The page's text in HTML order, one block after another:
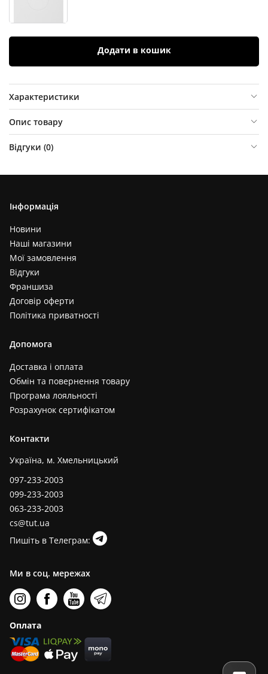
Додати в кошик
Характеристики
Опис товару
Відгуки (0)
Інформація
Новини
Наші магазини
Мої замовлення
Відгуки
Франшиза
Договір оферти
Політика приватності
Допомога
Доставка і оплата
Обмін та повернення товару
Програма лояльності
Розрахунок сертифікатом
Контакти
Україна, м. Хмельницький
097-233-2003
099-233-2003
063-233-2003
cs@tut.ua
Пишіть в Телеграм:
Ми в соц. мережах
Оплата